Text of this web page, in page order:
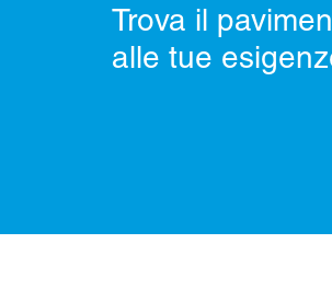
Trova il
alle tue